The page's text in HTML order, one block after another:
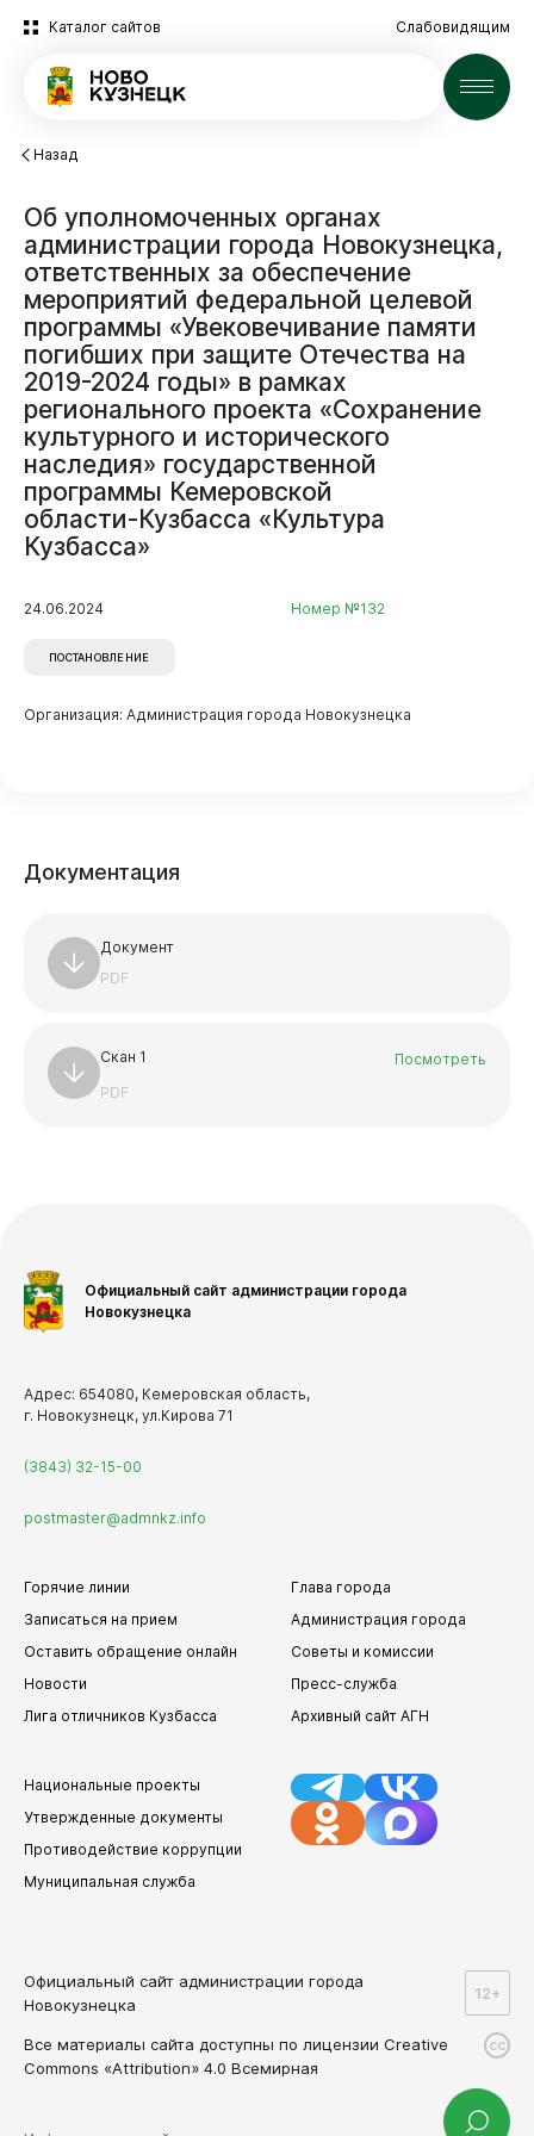
Каталог сайтов Слабовидящим
Новости
Новокузнецк
Администрация
Горожанам
Документы
Назад
Об уполномоченных органах
администрации города Новокузнецка,
ответственных за обеспечение
мероприятий федеральной целевой
программы «Увековечивание памяти
погибших при защите Отечества на
2019-2024 годы» в рамках
регионального проекта «Сохранение
культурного и исторического
наследия» государственной
программы Кемеровской
области-Кузбасса «Культура
Кузбасса»
24.06.2024 Номер №132
ПОСТАНОВЛЕНИЕ
Организация: Администрация города Новокузнецка
Документация
Документ
PDF
Скан 1
Посмотреть
PDF
Официальный сайт администрации города
Новокузнецка
Адрес: 654080, Кемеровская область,
г. Новокузнецк, ул.Кирова 71
(3843) 32-15-00
postmaster@admnkz.info
Горячие линии
Записаться на прием
Оставить обращение онлайн
Новости
Лига отличников Кузбасса
Глава города
Администрация города
Советы и комиссии
Пресс-служба
Архивный сайт АГН
Национальные проекты
Утвержденные документы
Противодействие коррупции
Муниципальная служба
Официальный сайт администрации города
Новокузнецка
12+
cc
Все материалы сайта доступны по лицензии Creative
Commons «Attribution» 4.0 Всемирная